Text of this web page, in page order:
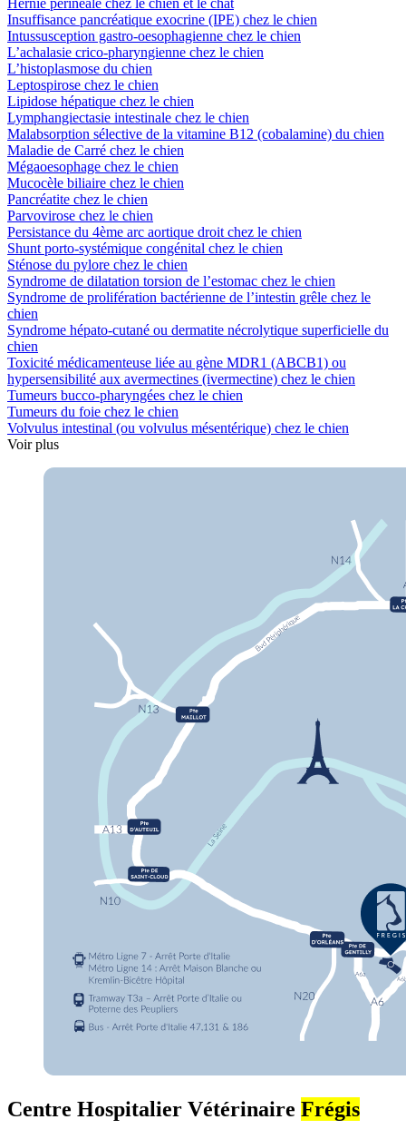
Hernie périnéale chez le chien et le chat
Insuffisance pancréatique exocrine (IPE) chez le chien
Intussusception gastro-oesophagienne chez le chien
L’achalasie crico-pharyngienne chez le chien
L’histoplasmose du chien
Leptospirose chez le chien
Lipidose hépatique chez le chien
Lymphangiectasie intestinale chez le chien
Malabsorption sélective de la vitamine B12 (cobalamine) du chien
Maladie de Carré chez le chien
Mégaoesophage chez le chien
Mucocèle biliaire chez le chien
Pancréatite chez le chien
Parvovirose chez le chien
Persistance du 4ème arc aortique droit chez le chien
Shunt porto-systémique congénital chez le chien
Sténose du pylore chez le chien
Syndrome de dilatation torsion de l’estomac chez le chien
Syndrome de prolifération bactérienne de l’intestin grêle chez le
chien
Syndrome hépato-cutané ou dermatite nécrolytique superficielle du
chien
Toxicité médicamenteuse liée au gène MDR1 (ABCB1) ou
hypersensibilité aux avermectines (ivermectine) chez le chien
Tumeurs bucco-pharyngées chez le chien
Tumeurs du foie chez le chien
Volvulus intestinal (ou volvulus mésentérique) chez le chien
Voir plus
Centre Hospitalier Vétérinaire Frégis